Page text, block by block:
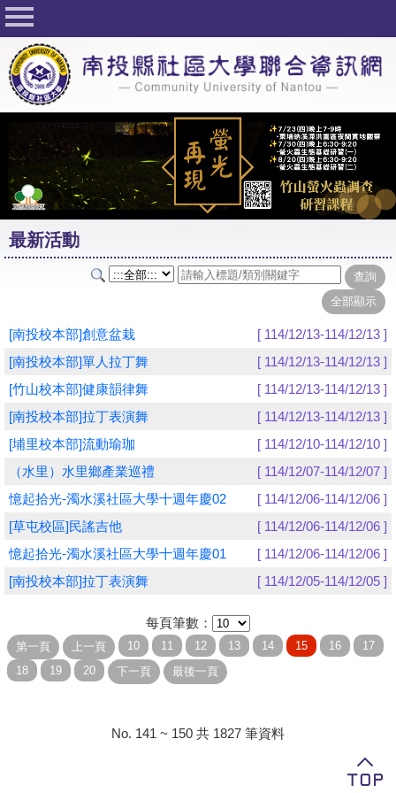
回首頁
關於社大
公佈欄
行事曆
最新活動
活動花絮
課程一覽表
志工與社團
友站連結
網路選課
學員專區
教師專區
評委專區
最新活動
[南投校本部]創意盆栽
[ 114/12/13-114/12/13 ]
[南投校本部]單人拉丁舞
[ 114/12/13-114/12/13 ]
[竹山校本部]健康韻律舞
[ 114/12/13-114/12/13 ]
[南投校本部]拉丁表演舞
[ 114/12/13-114/12/13 ]
[埔里校本部]流動瑜珈
[ 114/12/10-114/12/10 ]
（水里）水里鄉產業巡禮
[ 114/12/07-114/12/07 ]
憶起拾光-濁水溪社區大學十週年慶02
[ 114/12/06-114/12/06 ]
[草屯校區]民謠吉他
[ 114/12/06-114/12/06 ]
憶起拾光-濁水溪社區大學十週年慶01
[ 114/12/06-114/12/06 ]
[南投校本部]拉丁表演舞
[ 114/12/05-114/12/05 ]
每頁筆數：
No. 141 ~ 150 共 1827 筆資料